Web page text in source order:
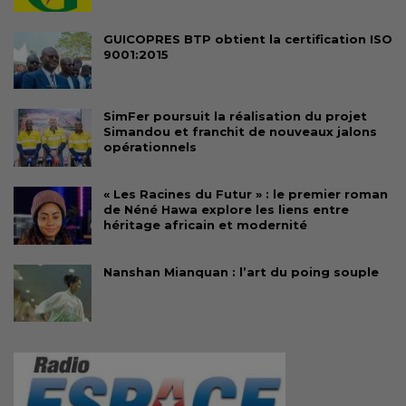
GUICOPRES BTP obtient la certification ISO
9001:2015
SimFer poursuit la réalisation du projet
Simandou et franchit de nouveaux jalons
opérationnels
« Les Racines du Futur » : le premier roman
de Néné Hawa explore les liens entre
héritage africain et modernité
Nanshan Mianquan : l’art du poing souple